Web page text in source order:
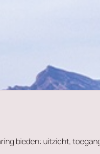
bieden: uitzicht,